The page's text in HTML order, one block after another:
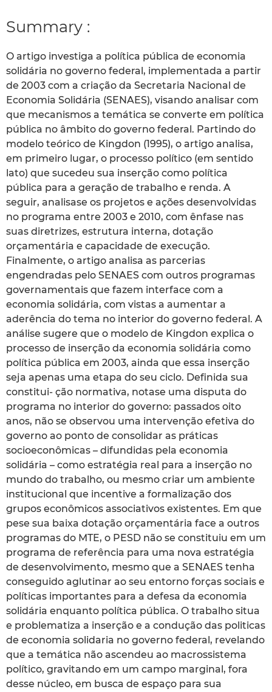
Summary :
O artigo investiga a política pública de economia
solidária no governo federal, implementada a partir
de 2003 com a criação da Secretaria Nacional de
Economia Solidária (SENAES), visando analisar com
que mecanismos a temática se converte em política
pública no âmbito do governo federal. Partindo do
modelo teórico de Kingdon (1995), o artigo analisa,
em primeiro lugar, o processo político (em sentido
lato) que sucedeu sua inserção como política
pública para a geração de trabalho e renda. A
seguir, analisase os projetos e ações desenvolvidas
no programa entre 2003 e 2010, com ênfase nas
suas diretrizes, estrutura interna, dotação
orçamentária e capacidade de execução.
Finalmente, o artigo analisa as parcerias
engendradas pelo SENAES com outros programas
governamentais que fazem interface com a
economia solidária, com vistas a aumentar a
aderência do tema no interior do governo federal. A
análise sugere que o modelo de Kingdon explica o
processo de inserção da economia solidária como
política pública em 2003, ainda que essa inserção
seja apenas uma etapa do seu ciclo. Definida sua
constitui- ção normativa, notase uma disputa do
programa no interior do governo: passados oito
anos, não se observou uma intervenção efetiva do
governo ao ponto de consolidar as práticas
socioeconômicas – difundidas pela economia
solidária – como estratégia real para a inserção no
mundo do trabalho, ou mesmo criar um ambiente
institucional que incentive a formalização dos
grupos econômicos associativos existentes. Em que
pese sua baixa dotação orçamentária face a outros
programas do MTE, o PESD não se constituiu em um
programa de referência para uma nova estratégia
de desenvolvimento, mesmo que a SENAES tenha
conseguido aglutinar ao seu entorno forças sociais e
políticas importantes para a defesa da economia
solidária enquanto política pública. O trabalho situa
e problematiza a inserção e a condução das politicas
de economia solidaria no governo federal, revelando
que a temática não ascendeu ao macrossistema
político, gravitando em um campo marginal, fora
desse núcleo, em busca de espaço para sua